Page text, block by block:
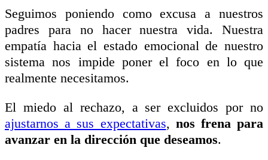
Seguimos poniendo como excusa a nuestros
padres para no hacer nuestra vida. Nuestra
empatía hacia el estado emocional de nuestro
sistema nos impide poner el foco en lo que
realmente necesitamos.
El miedo al rechazo, a ser excluidos por no
ajustarnos a sus expectativas, nos frena para
avanzar en la dirección que deseamos.